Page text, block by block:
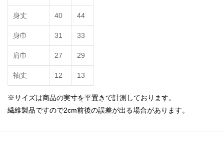
身丈 40 44
身巾 31 33
肩巾 27 29
袖丈 12 13
※サイズは商品の実寸を平置きで計測しております。
繊維製品ですので2cm前後の誤差が出る場合があります。